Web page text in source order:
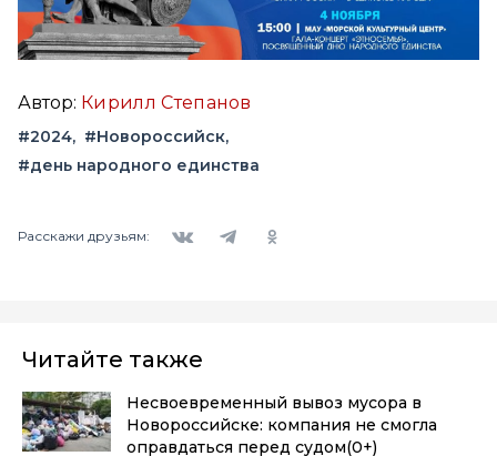
Автор: Кирилл Степанов
#2024
#Новороссийск
#день народного единства
Расскажи друзьям:
Читайте также
Несвоевременный вывоз мусора в
Новороссийске: компания не смогла
оправдаться перед судом(0+)